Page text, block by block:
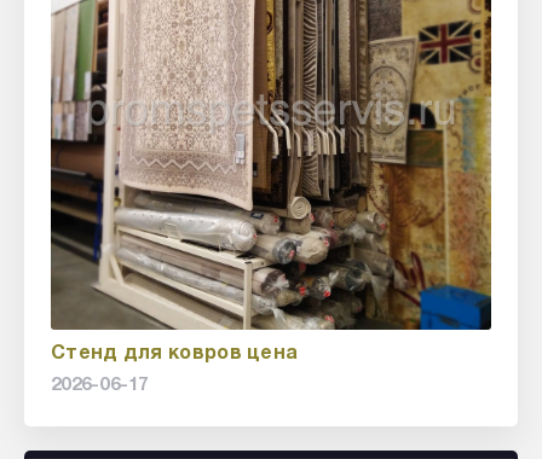
Стенд для ковров цена
2026-06-17